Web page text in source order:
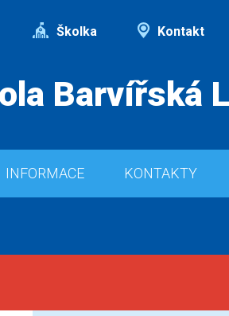
Školka Kontakt
Barvířská
INFORMACE KONTAKTY